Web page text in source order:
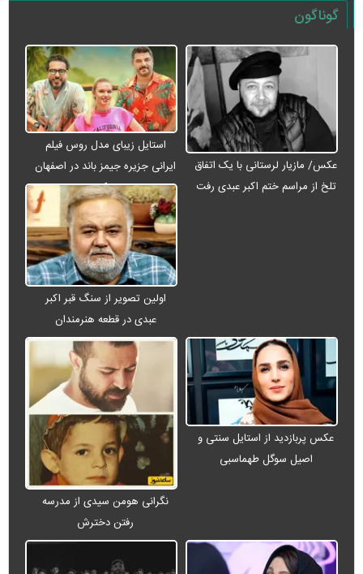
گوناگون
عکس/ مازیار لرستانی با یک اتفاق
تلخ از مراسم ختم اکبر عبدی رفت
استایل زیبای مدل روس فیلم
ایرانی جزیره جیمز باند در اصفهان
+ عکس
اولین تصویر از سنگ قبر اکبر
عبدی در قطعه هنرمندان
عکس پربازدید از استایل سنتی و
اصیل سوگل طهماسبی
نگرانی هومن سیدی از مدرسه
رفتن دخترش